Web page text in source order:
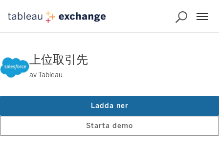
上位取引先
av Tableau
Starta demo
Ladda ner